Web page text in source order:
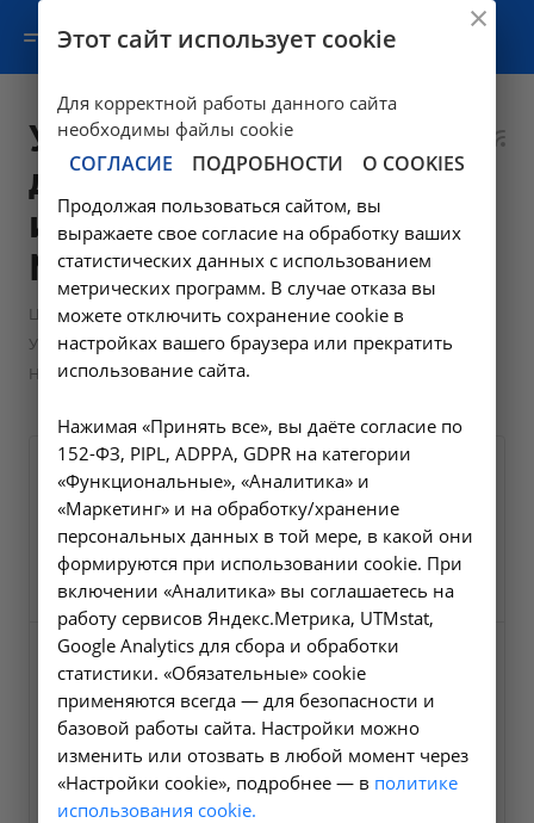
Ультразвуковые
диагностические
исследования в
Москве, НИИКМ
Цены в Москве —
Ультразвуковые диагностические исследования в Москве,
НИИКМ
УЗИ молочных желез
A04.20.002
2000 ₽ Заказать услугу
УЗИ матки и придатков
трансабдоминальное
A04.20.001
3000 ₽ Заказать услугу
Этот сайт использует cookie
Для корректной работы данного сайта
необходимы файлы cookie
СОГЛАСИЕ ПОДРОБНОСТИ О COOKIES
Продолжая пользоваться сайтом, вы
выражаете свое согласие на обработку ваших
статистических данных с использованием
метрических программ. В случае отказа вы
можете отключить сохранение cookie в
настройках вашего браузера или прекратить
использование сайта.
Нажимая «Принять все», вы даёте согласие по
152-ФЗ, PIPL, ADPPA, GDPR на категории
«Функциональные», «Аналитика» и
«Маркетинг» и на обработку/хранение
персональных данных в той мере, в какой они
формируются при использовании cookie. При
включении «Аналитика» вы соглашаетесь на
работу сервисов Яндекс.Метрика, UTMstat,
Google Analytics для сбора и обработки
статистики. «Обязательные» cookie
применяются всегда — для безопасности и
базовой работы сайта. Настройки можно
изменить или отозвать в любой момент через
«Настройки cookie», подробнее — в политике
использования cookie.